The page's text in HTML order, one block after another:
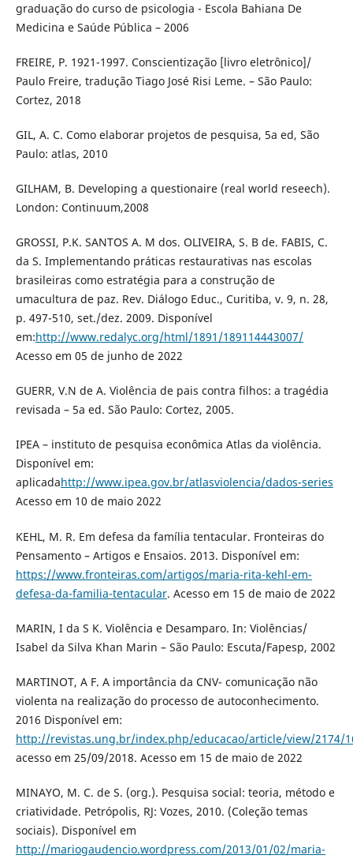
graduação do curso de psicologia - Escola Bahiana De
Medicina e Saúde Pública – 2006
FREIRE, P. 1921-1997. Conscientização [livro eletrônico]/
Paulo Freire, tradução Tiago José Risi Leme. – São Paulo:
Cortez, 2018
GIL, A. C. Como elaborar projetos de pesquisa, 5a ed, São
Paulo: atlas, 2010
GILHAM, B. Developing a questionaire (real world reseech).
London: Continuum,2008
GROSSI, P.K. SANTOS A. M dos. OLIVEIRA, S. B de. FABIS, C.
da S. Implementando práticas restaurativas nas escolas
brasileiras como estratégia para a construção de
umacultura de paz. Rev. Diálogo Educ., Curitiba, v. 9, n. 28,
p. 497-510, set./dez. 2009. Disponível
em:http://www.redalyc.org/html/1891/189114443007/
Acesso em 05 de junho de 2022
GUERR, V.N de A. Violência de pais contra filhos: a tragédia
revisada – 5a ed. São Paulo: Cortez, 2005.
IPEA – instituto de pesquisa econômica Atlas da violência.
Disponível em:
aplicadahttp://www.ipea.gov.br/atlasviolencia/dados-series
Acesso em 10 de maio 2022
KEHL, M. R. Em defesa da família tentacular. Fronteiras do
Pensamento – Artigos e Ensaios. 2013. Disponível em:
https://www.fronteiras.com/artigos/maria-rita-kehl-em-
defesa-da-familia-tentacular. Acesso em 15 de maio de 2022
MARIN, I da S K. Violência e Desamparo. In: Violências/
Isabel da Silva Khan Marin – São Paulo: Escuta/Fapesp, 2002
MARTINOT, A F. A importância da CNV- comunicação não
violenta na realização do processo de autoconhecimento.
2016 Disponível em:
http://revistas.ung.br/index.php/educacao/article/view/2174/
acesso em 25/09/2018. Acesso em 15 de maio de 2022
MINAYO, M. C. de S. (org.). Pesquisa social: teoria, método e
criatividade. Petrópolis, RJ: Vozes, 2010. (Coleção temas
sociais). Disponível em
http://mariogaudencio.wordpress.com/2013/01/02/maria-